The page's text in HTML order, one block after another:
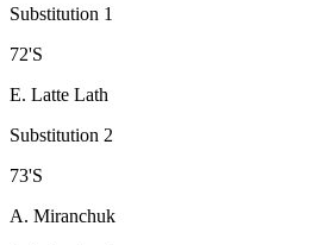
Substitution 1
72'S
E. Latte Lath
Substitution 2
73'S
A. Miranchuk